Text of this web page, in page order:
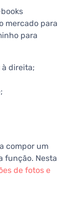
mercado para
para
à direita;
compor um
função. Nesta
de fotos e